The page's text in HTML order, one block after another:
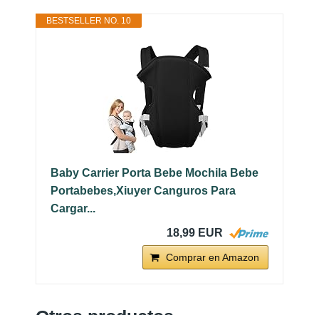
BESTSELLER NO. 10
Baby Carrier Porta Bebe Mochila Bebe
Portabebes,Xiuyer Canguros Para
Cargar...
18,99 EUR
Comprar en Amazon